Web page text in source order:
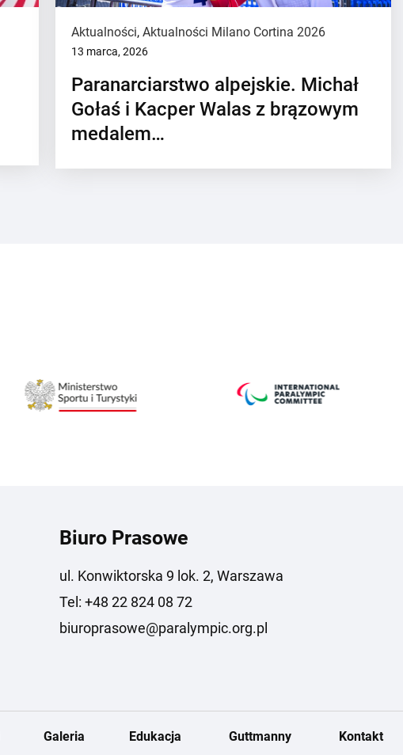
Aktualności,Aktualności Milano Cortina 2026
13 marca, 2026
Paranarciarstwo alpejskie. Michał
Gołaś i Kacper Walas z brązowym
medalem…
Biuro Prasowe
ul. Konwiktorska 9 lok. 2, Warszawa
Tel: +48 22 824 08 72
biuroprasowe@paralympic.org.pl
Galeria Edukacja Guttmanny Kontakt